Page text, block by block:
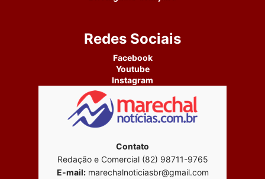
Redes Sociais
Facebook
Youtube
Instagram
Contato
Redação e Comercial (82) 98711-9765
E-mail:marechalnoticiasbr@gmail.com